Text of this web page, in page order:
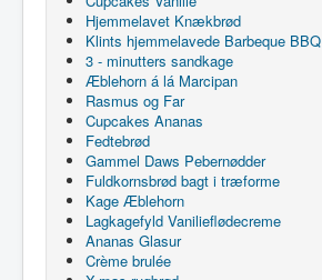
Hjemmelavet Knækbrød
Klints hjemmelavede Barbeque BBQ
3 - minutters sandkage
Æblehorn á lá Marcipan
Rasmus og Far
Cupcakes Ananas
Fedtebrød
Gammel Daws Pebernødder
Fuldkornsbrød bagt i træforme
Kage Æblehorn
Lagkagefyld Vanilieflødecreme
Ananas Glasur
Crème brulée